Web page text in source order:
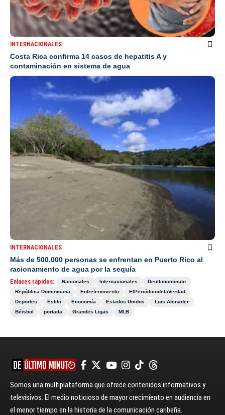
INTERNACIONALES
Costa Rica confirma 14 casos de hepatitis A y
contaminación en sistema de agua
INTERNACIONALES
Más de 500.000 personas se enfrentan en Puerto Rico al
racionamiento de agua por la sequía
Enlaces rápidos: Nacionales Internacionales
Deultimominuto
República Dominicana
Entretenimiento
ElPeriódicodelaVerdad
Deportes
Estilo Economía Estados Unidos
Luis Abinader
Béisbol
portada Grandes Ligas MLB
Somos una multiplataforma que ofrece contenidos informativos y
televisivos. El medio noticioso de mayor crecimiento en audiencia en
el menor tiempo en la historia de la comunicación caribeña.